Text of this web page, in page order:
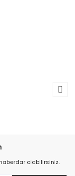
olabilirsiniz.